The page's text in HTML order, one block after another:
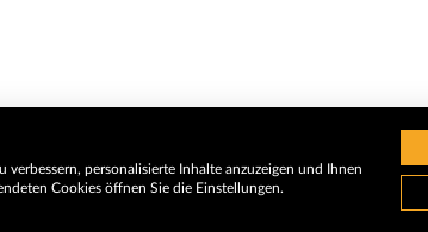
personalisierte Inhalte anzuzeigen und Ihnen
Cookies öffnen Sie die Einstellungen.